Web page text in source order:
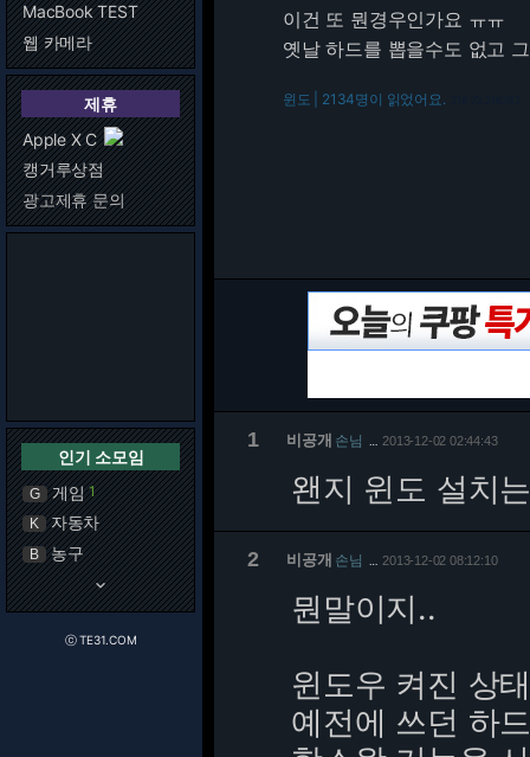
MacBook TEST
웹 카메라
제휴
Apple X C
캥거루상점
광고제휴 문의
인기 소모임
G 게임 1
K 자동차
B 농구
keyboard_arrow_down
ⓒ TE31.COM
이건 또 뭔경우인가요 ㅠㅠ
옛날 하드를 뽑을수도 없고
윈도 | 2134명이 읽었어요.
1 비공개 손님 2013-12-02 02:44:43
왠지 윈도 설치
2 비공개 손님 2013-12-02 08:12:10
뭔말이지..
윈도우 켜진 상
예전에 쓰던 하